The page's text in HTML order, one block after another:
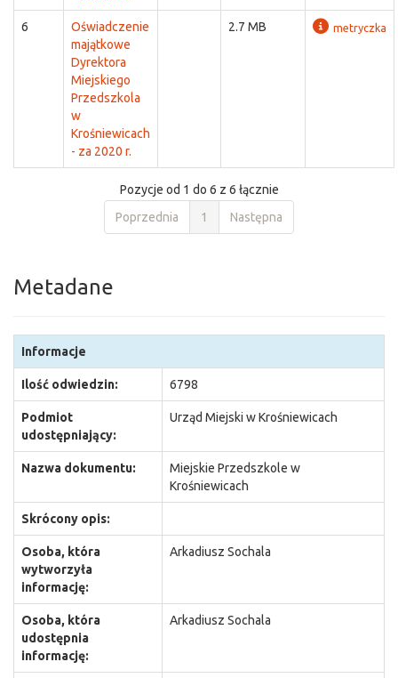
6
Oświadczenie
majątkowe
Dyrektora
Miejskiego
Przedszkola
w
Krośniewicach
- za 2020 r.
2.7 MB metryczka
Pozycje od 1 do 6 z 6 łącznie
Poprzednia
1 Następna
Metadane
Informacje
Ilość odwiedzin: 6798
Podmiot
udostępniający:
Urząd Miejski w Krośniewicach
Nazwa dokumentu:
Miejskie Przedszkole w
Krośniewicach
Skrócony opis:
Osoba, która
wytworzyła
informację:
Arkadiusz Sochala
Osoba, która
udostępnia
informację:
Arkadiusz Sochala